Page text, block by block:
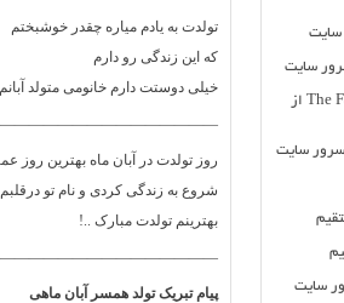
تولدت به یادم میاره چقدر خوشبختم
که این زندگی رو دارم
خیلی دوستت دارم خانومی متولد
روز تولدت در آبان ماه بهترین روز
شروع به زندگی کردی و نام تو درقلبم
بهترینم تولدت مبارک ..!
پیام تبریک تولد همسر آبان ماهی
دانلود مستقیم فیلم خارجی The Fate of the Furious 2017 از